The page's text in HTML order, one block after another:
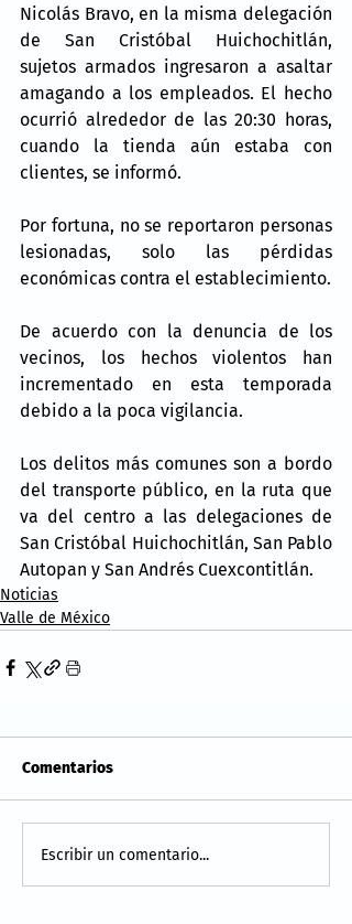
Nicolás Bravo, en la misma delegación
de San Cristóbal Huichochitlán,
sujetos armados ingresaron a asaltar
amagando a los empleados. El hecho
ocurrió alrededor de las 20:30 horas,
cuando la tienda aún estaba con
clientes, se informó.
Por fortuna, no se reportaron personas
lesionadas, solo las pérdidas
económicas contra el establecimiento.
De acuerdo con la denuncia de los
vecinos, los hechos violentos han
incrementado en esta temporada
debido a la poca vigilancia.
Los delitos más comunes son a bordo
del transporte público, en la ruta que
va del centro a las delegaciones de
San Cristóbal Huichochitlán, San Pablo
Autopan y San Andrés Cuexcontitlán.
Noticias
Valle de México
Comentarios
Escribir un comentario...